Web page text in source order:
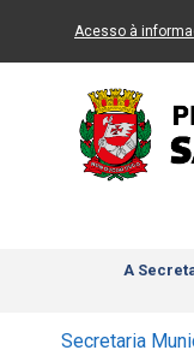
Ir ao Conteúdo
Acesso à
A
Secretaria